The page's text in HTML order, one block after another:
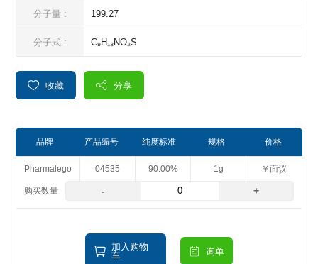
分子量 : 199.27
分子式 : C₉H₁₃NO₂S
收藏 分享
品牌 产品编号 纯度标准 规格 价格
Pharmalego 04535 90.00% 1g ￥面议
- +
加入购物
车
询单